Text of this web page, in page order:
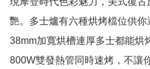
艷。多士爐有六種烘烤檔位供你
38mm加寬烘槽連厚多士都能烘
800W雙發熱管同時速烤，不讓